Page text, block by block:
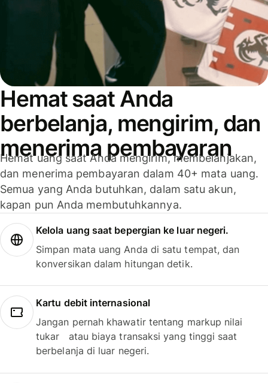
Hemat saat Anda
berbelanja, mengirim, dan
menerima pembayaran
Hemat uang saat Anda mengirim, membelanjakan,
dan menerima pembayaran dalam 40+ mata uang.
Semua yang Anda butuhkan, dalam satu akun,
kapan pun Anda membutuhkannya.
Kelola uang saat bepergian ke luar negeri.
Simpan mata uang Anda di satu tempat, dan
konversikan dalam hitungan detik.
Kartu debit internasional
Jangan pernah khawatir tentang markup nilai
tukar atau biaya transaksi yang tinggi saat
berbelanja di luar negeri.